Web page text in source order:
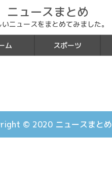
ニュースまとめ
ニュースをまとめてみました。
ム スポーツ
© 2020 ニュースまとめ